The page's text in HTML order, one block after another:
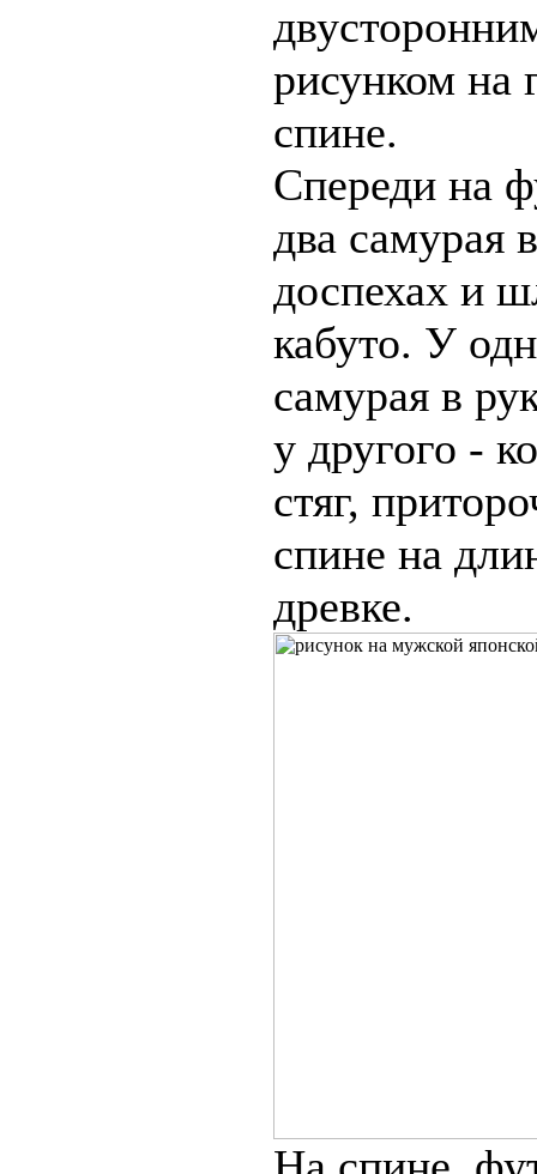
рисунком на
спине.
Спереди на
два самурая
доспехах и
кабуто. У
самурая в
у другого -
стяг,
спине на
древке.